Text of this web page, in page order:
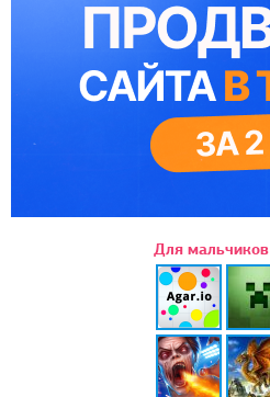
Для мальчиков